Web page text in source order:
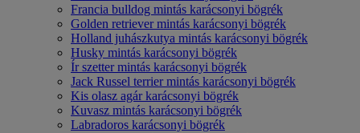
Francia bulldog mintás karácsonyi bögrék
Golden retriever mintás karácsonyi bögrék
Holland juhászkutya mintás karácsonyi bögrék
Husky mintás karácsonyi bögrék
Ír szetter mintás karácsonyi bögrék
Jack Russel terrier mintás karácsonyi bögrék
Kis olasz agár karácsonyi bögrék
Kuvasz mintás karácsonyi bögrék
Labradoros karácsonyi bögrék